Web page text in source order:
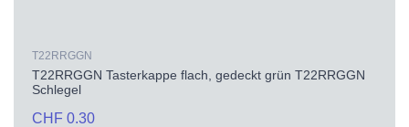
T22RRGGN
T22RRGGN Tasterkappe flach, gedeckt grün T22RRGGN
Schlegel
CHF 0.30